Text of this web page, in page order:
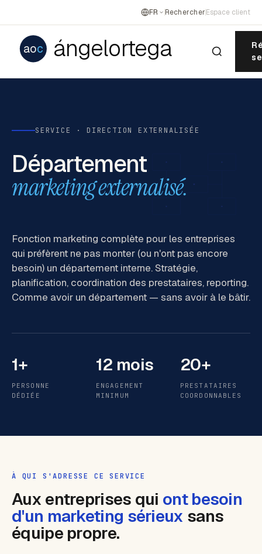
FR RechercherEspace client
aoc ángelortega
SERVICE · DIRECTION EXTERNALISÉE
Département
marketing externalisé.
Fonction marketing complète pour les entreprises
qui préfèrent ne pas monter (ou n'ont pas encore
besoin) un département interne. Stratégie,
planification, coordination des prestataires, reporting.
Comme avoir un département — sans avoir à le bâtir.
1+
PERSONNE
DÉDIÉE
12 mois
ENGAGEMENT
MINIMUM
20+
PRESTATAIRES
COORDONNABLES
À QUI S'ADRESSE CE SERVICE
Aux entreprises qui ont besoin
d'un marketing sérieux sans
équipe propre.